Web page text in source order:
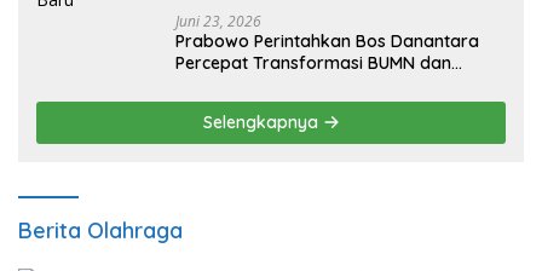
Juni 23, 2026
Prabowo Perintahkan Bos Danantara
Percepat Transformasi BUMN dan
Selengkapnya
Berita Olahraga